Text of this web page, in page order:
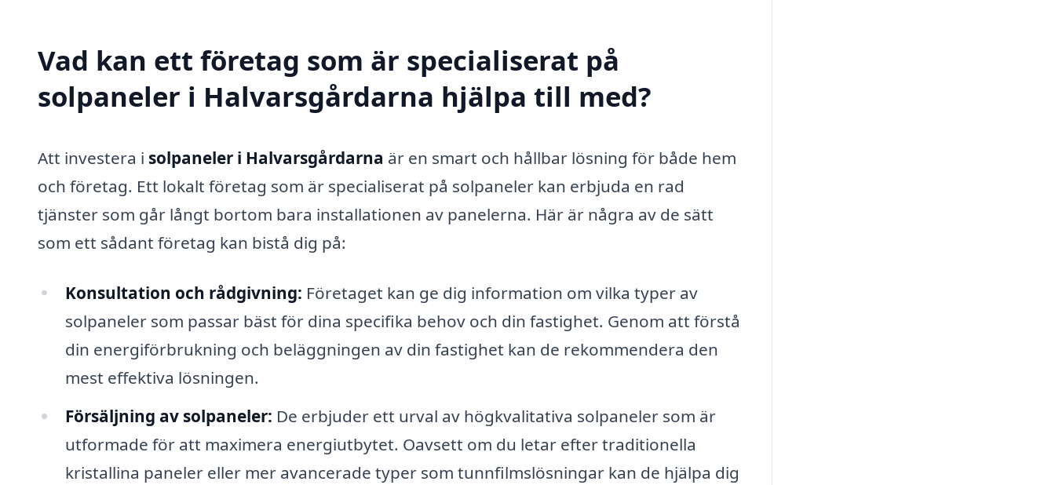
Vad kan ett företag som är specialiserat på
solpaneler i Halvarsgårdarna hjälpa till med?
Att investera i solpaneler i Halvarsgårdarna är en smart och hållbar lösning för både hem
och företag. Ett lokalt företag som är specialiserat på solpaneler kan erbjuda en rad
tjänster som går långt bortom bara installationen av panelerna. Här är några av de sätt
som ett sådant företag kan bistå dig på:
Konsultation och rådgivning: Företaget kan ge dig information om vilka typer av
solpaneler som passar bäst för dina specifika behov och din fastighet. Genom att förstå
din energiförbrukning och beläggningen av din fastighet kan de rekommendera den
mest effektiva lösningen.
Försäljning av solpaneler: De erbjuder ett urval av högkvalitativa solpaneler som är
utformade för att maximera energiutbytet. Oavsett om du letar efter traditionella
kristallina paneler eller mer avancerade typer som tunnfilmslösningar kan de hjälpa dig